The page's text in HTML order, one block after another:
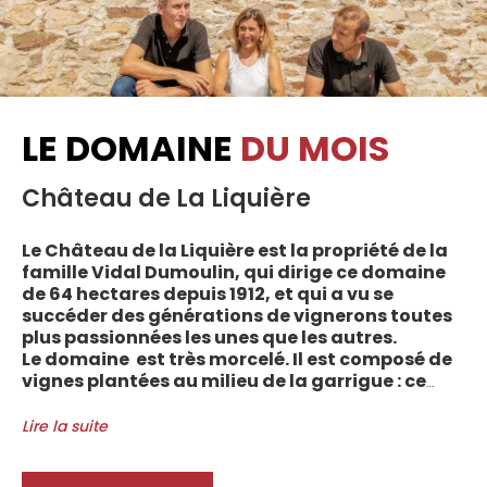
LE DOMAINE DU MOIS
Château de La Liquière
Le Château de la Liquière est la propriété de la
famille Vidal Dumoulin, qui dirige ce domaine
de 64 hectares depuis 1912, et qui a vu se
succéder des générations de vignerons toutes
plus passionnées les unes que les autres.
Le domaine est très morcelé. Il est composé de
vignes plantées au milieu de la garrigue : ce
entre les villages d’Autignac, Caussiniojouls,
l’Appellation. La grande majorité des parcelles,
Lire la suite